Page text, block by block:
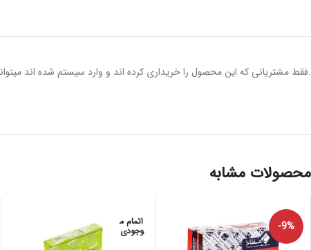
.فقط مشتریانی که این محصول را خریداری کرده اند و وارد سیستم شده اند
محصولات مشابه
-9% اتمام م
وجودی